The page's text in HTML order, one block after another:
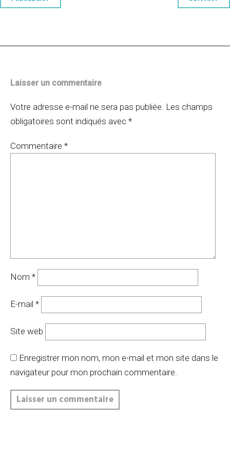
Laisser un commentaire
Votre adresse e-mail ne sera pas publiée. Les champs
obligatoires sont indiqués avec *
Commentaire *
Nom *
E-mail *
Site web
Enregistrer mon nom, mon e-mail et mon site dans le
navigateur pour mon prochain commentaire.